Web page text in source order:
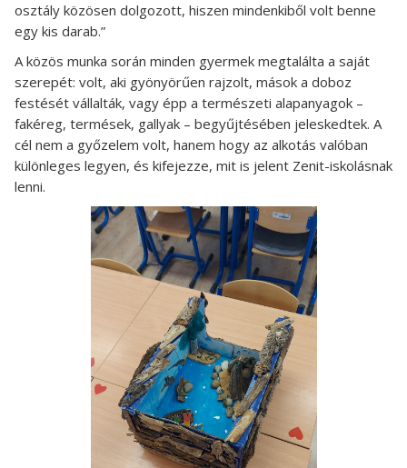
osztály közösen dolgozott, hiszen mindenkiből volt benne
egy kis darab.”
A közös munka során minden gyermek megtalálta a saját
szerepét: volt, aki gyönyörűen rajzolt, mások a doboz
festését vállalták, vagy épp a természeti alapanyagok –
fakéreg, termések, gallyak – begyűjtésében jeleskedtek. A
cél nem a győzelem volt, hanem hogy az alkotás valóban
különleges legyen, és kifejezze, mit is jelent Zenit-iskolásnak
lenni.